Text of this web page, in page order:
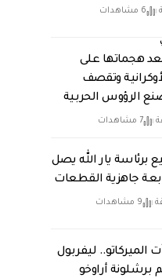
6 مشاهدات
هجماتها على
وتقصف
الرؤوس الحربية
7 مشاهدات
برئاسة يار الله يصل
جاهزية القطعات
9 مشاهدات
الميركاتو.. ليفربول
برشلونة أراوخو